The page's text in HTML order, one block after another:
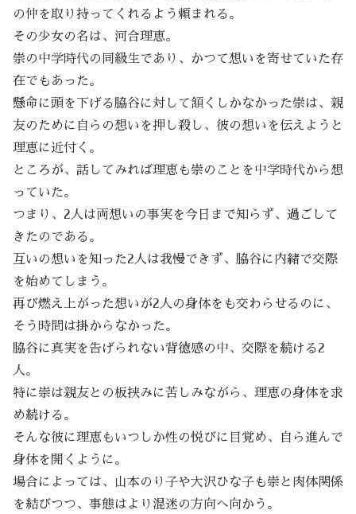
の仲を取り持ってくれるよう頼まれる。
その少女の名は、河合理恵。
崇の中学時代の同級生であり、かつて想いを寄せていた存
在でもあった。
懸命に頭を下げる脇谷に対して頷くしかなかった崇は、親
友のために自らの想いを押し殺し、彼の想いを伝えようと
理恵に近付く。
ところが、話してみれば理恵も崇のことを中学時代から想
っていた。
つまり、2人は両想いの事実を今日まで知らず、過ごして
きたのである。
互いの想いを知った2人は我慢できず、脇谷に内緒で交際
を始めてしまう。
再び燃え上がった想いが2人の身体をも交わらせるのに、
そう時間は掛からなかった。
脇谷に真実を告げられない背徳感の中、交際を続ける2
人。
特に崇は親友との板挟みに苦しみながら、理恵の身体を求
め続ける。
そんな彼に理恵もいつしか性の悦びに目覚め、自ら進んで
身体を開くように。
場合によっては、山本のり子や大沢ひな子も崇と肉体関係
を結びつつ、事態はより混迷の方向へ向かう。